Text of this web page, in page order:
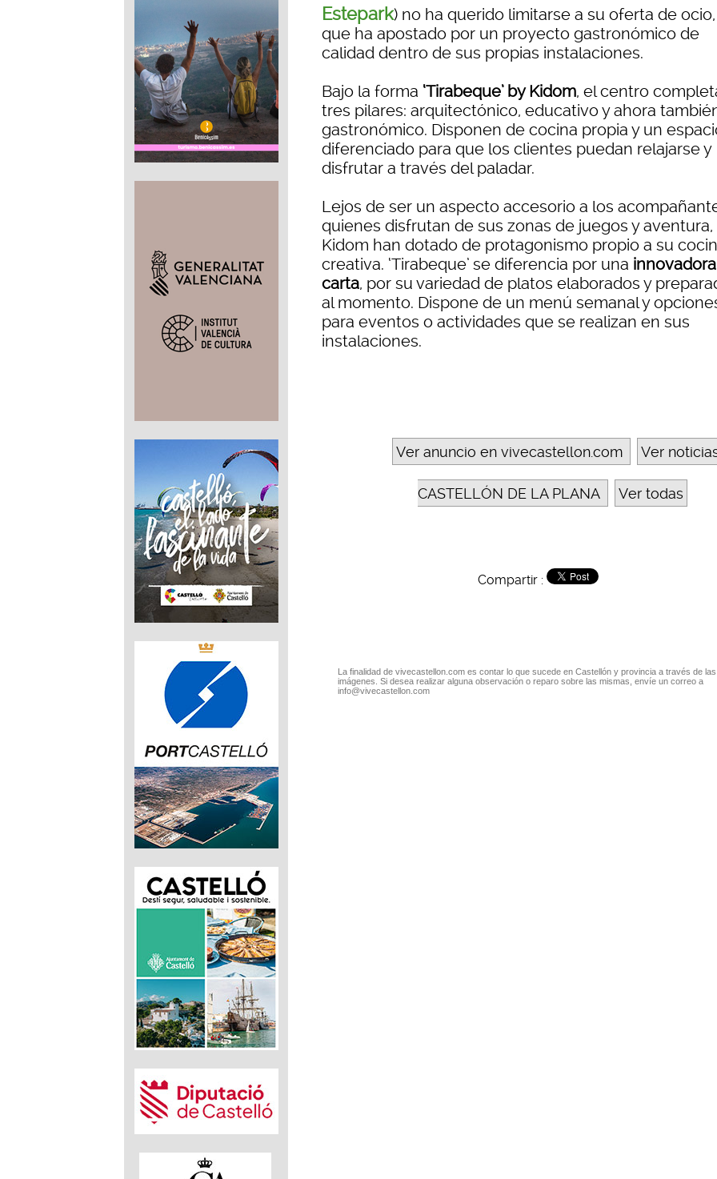
Estepark) no ha querido limitarse a su oferta de
que ha apostado por un proyecto gastronómico de
calidad dentro de sus propias instalaciones.
Bajo la forma ‘Tirabeque’ by Kidom, el centro
tres pilares: arquitectónico, educativo y ahora
gastronómico. Disponen de cocina propia y un
diferenciado para que los clientes puedan relajarse y
disfrutar a través del paladar.
Lejos de ser un aspecto accesorio a los
quienes disfrutan de sus zonas de juegos y aventura,
Kidom han dotado de protagonismo propio a su
creativa. ‘Tirabeque’ se diferencia por una innovadora
carta, por su variedad de platos elaborados y
al momento. Dispone de un menú semanal y
para eventos o actividades que se realizan en sus
instalaciones.
Ver anuncio en vivecastellon.com Ver
CASTELLÓN DE LA PLANA Ver todas
Compartir :
La finalidad de vivecastellon.com es contar lo que sucede en Castellón y provincia a través de las
imágenes. Si desea realizar alguna observación o reparo sobre las mismas, envíe un correo a
info@vivecastellon.com